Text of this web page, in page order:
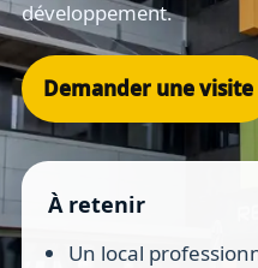
développement.
Demander une visite
À retenir
Un local